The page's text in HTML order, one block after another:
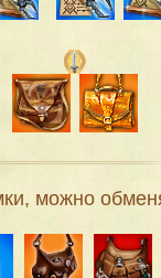
можно